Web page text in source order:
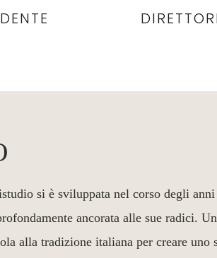
si è sviluppata nel corso degli anni
ancorata alle sue radici.
alla tradizione italiana per creare uno